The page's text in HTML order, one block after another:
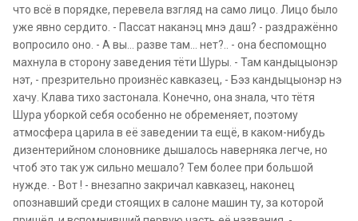
что всё в порядке, перевела взгляд на само лицо. Лицо было
уже явно сердито. - Пассат наканэц мнэ даш? - раздражённо
вопросило оно. - А вы... разве там... нет?.. - она беспомощно
махнула в сторону заведения тёти Шуры. - Там кандыцыонэр
нэт, - презрительно произнёс кавказец, - Бэз кандыцыонэр нэ
хачу. Клава тихо застонала. Конечно, она знала, что тётя
Шура уборкой себя особенно не обременяет, поэтому
атмосфера царила в её заведении та ещё, в каком-нибудь
дизентерийном слоновнике дышалось наверняка легче, но
чтоб это так уж сильно мешало? Тем более при большой
нужде. - Вот ! - внезапно закричал кавказец, наконец
опознавший среди стоящих в салоне машин ту, за которой